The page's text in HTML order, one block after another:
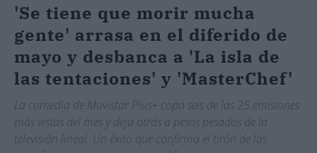
'Se tiene que morir mucha
gente' arrasa en el diferido de
mayo y desbanca a 'La isla de
las tentaciones' y 'MasterChef'
La comedia de Movistar Plus+ copa seis de las 25 emisiones
más vistas del mes y deja atrás a pesos pesados de la
televisión lineal. Un éxito que confirma el tirón de las